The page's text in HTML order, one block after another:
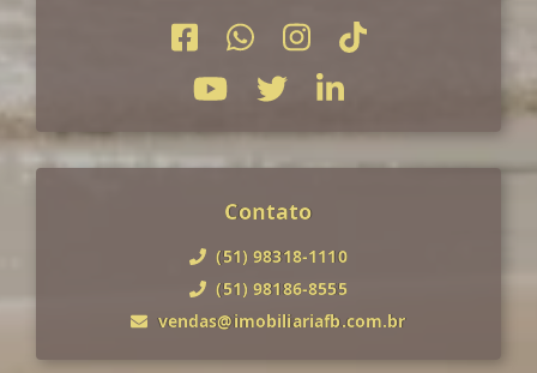
Contato
(51) 98318-1110
(51) 98186-8555
vendas@imobiliariafb.com.br